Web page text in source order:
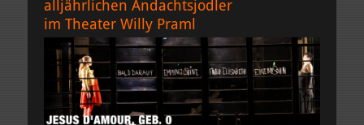
alljährlichen Andachtsjodler
im Theater Willy Praml